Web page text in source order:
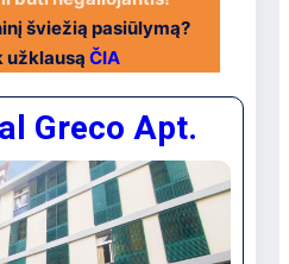
šviežią pasiūlymą?
užklausą ČIA
Greco Apt.